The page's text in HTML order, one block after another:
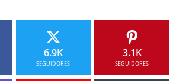
6.9K
SEGUIDORES
3.1K
SEGUIDORES